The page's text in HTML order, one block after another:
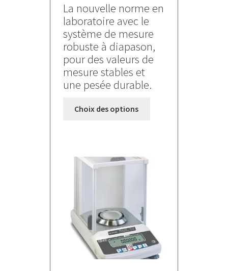
prix :
720,000 €
à
959,000 €
La nouvelle norme en
laboratoire avec le
système de mesure
robuste à diapason,
pour des valeurs de
mesure stables et
une pesée durable.
Choix des options
sur
la
page